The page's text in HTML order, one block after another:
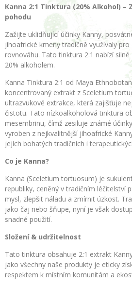
Kanna 2:1 Tinktura (20% Alkohol) –
pohodu
Zažijte uklidňující účinky Kanny,
jihoafrické kmeny tradičně využívaly
rovnováhu. Tato tinktura 2:1 nabízí
20% alkoholem.
Kanna Tinktura 2:1 od Maya
koncentrovaný extrakt z Sceletium
ultrazvukové extrakce, která zajišťuje
čistotu. Tato nízkoalkoholová tinktura
mesembrinu, čímž zesiluje známé
vyroben z nejkvalitnější jihoafrické
jejích bohatých tradičních i
Co je Kanna?
Kanna (Sceletium tortuosum) je
republiky, ceněný v tradičním léčitelství
mysl, zlepšit náladu a zmírnit úzkost.
jako čaj nebo šňupe, nyní je však
snadné použití.
Složení & udržitelnost
Tato tinktura obsahuje 2:1 extrakt
jako všechny naše produkty je eticky
respektem k místním komunitám a